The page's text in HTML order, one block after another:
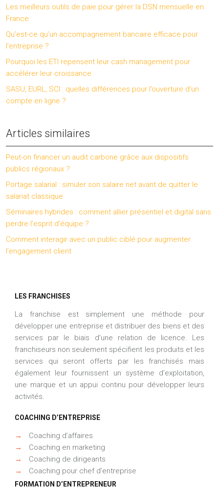
Les meilleurs outils de paie pour gérer la DSN mensuelle en
France
Qu’est-ce qu’un accompagnement bancaire efficace pour
l’entreprise ?
Pourquoi les ETI repensent leur cash management pour
accélérer leur croissance
SASU, EURL, SCI : quelles différences pour l’ouverture d’un
compte en ligne ?
Articles similaires
Peut-on financer un audit carbone grâce aux dispositifs
publics régionaux ?
Portage salarial : simuler son salaire net avant de quitter le
salariat classique
Séminaires hybrides : comment allier présentiel et digital sans
perdre l’esprit d’équipe ?
Comment interagir avec un public ciblé pour augmenter
l’engagement client
LES FRANCHISES
La franchise est simplement une méthode pour
développer une entreprise et distribuer des biens et des
services par le biais d’une relation de licence. Les
franchiseurs non seulement spécifient les produits et les
services qui seront offerts par les franchisés mais
également leur fournissent un système d’exploitation,
une marque et un appui continu pour développer leurs
activités.
COACHING D’ENTREPRISE
→
Coaching d’affaires
→
Coaching en marketing
→
Coaching de dirigeants
→
Coaching pour chef d’entreprise
FORMATION D’ENTREPRENEUR